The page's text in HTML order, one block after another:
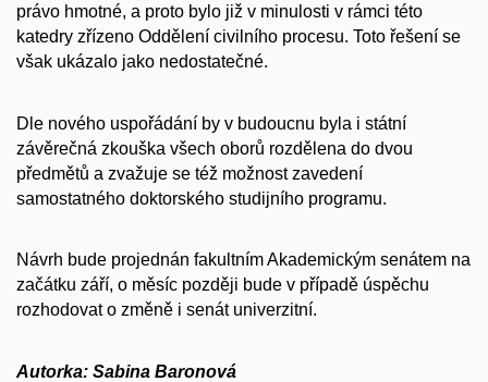
právo hmotné, a proto bylo již v minulosti v rámci této
katedry zřízeno Oddělení civilního procesu. Toto řešení se
však ukázalo jako nedostatečné.
Dle nového uspořádání by v budoucnu byla i státní
závěrečná zkouška všech oborů rozdělena do dvou
předmětů a zvažuje se též možnost zavedení
samostatného doktorského studijního programu.
Návrh bude projednán fakultním Akademickým senátem na
začátku září, o měsíc později bude v případě úspěchu
rozhodovat o změně i senát univerzitní.
Autorka: Sabina Baronová